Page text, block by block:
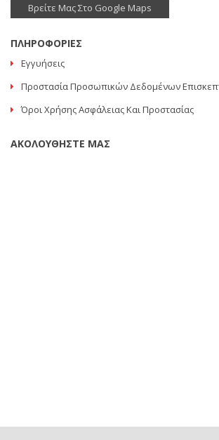
Βρείτε Μας Στο Google Maps
ΠΛΗΡΟΦΟΡΙΕΣ
Εγγυήσεις
Προστασία Προσωπικών Δεδομένων
Όροι Χρήσης Ασφάλειας Και Προστασίας
ΑΚΟΛΟΥΘΗΣΤΕ ΜΑΣ